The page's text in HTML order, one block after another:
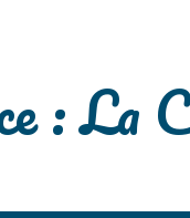
: La